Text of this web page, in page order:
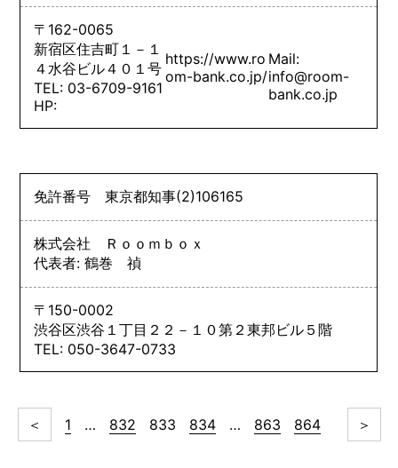
〒162-0065
新宿区住吉町１－１
４水谷ビル４０１号
TEL: 03-6709-9161
HP:
https://www.ro
om-bank.co.jp/
Mail:
info@room-
bank.co.jp
免許番号東京都知事(2)106165
株式会社 Ｒｏｏｍｂｏｘ
代表者: 鶴巻 禎
〒150-0002
渋谷区渋谷１丁目２２－１０第２東邦ビル５階
TEL: 050-3647-0733
＜ 1 … 832 833 834 … 863 864 ＞